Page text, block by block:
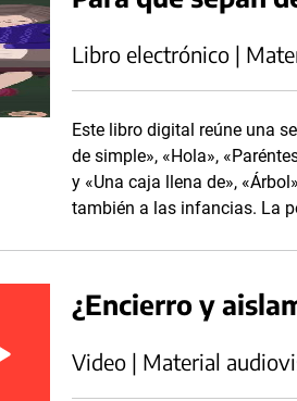
Libro electrónico |
Este libro digital reúne una
de simple», «Hola»,
y «Una caja llena de»,
también a las infancias. La
¿Encierro y
Video | Material